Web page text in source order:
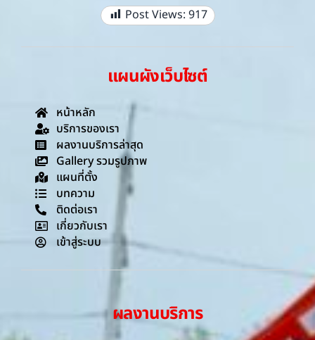
Post Views: 917
แผนผังเว็บไซต์
หน้าหลัก
บริการของเรา
ผลงานบริการล่าสุด
Gallery รวมรูปภาพ
แผนที่ตั้ง
บทความ
ติดต่อเรา
เกี่ยวกับเรา
เข้าสู่ระบบ
ผลงานบริการ